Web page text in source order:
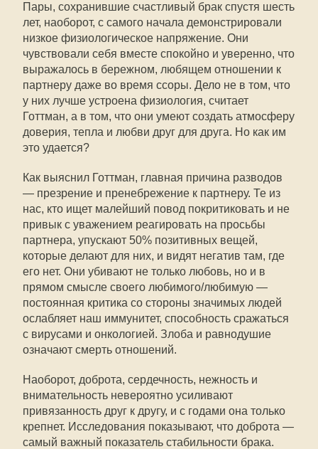
Пары, сохранившие счастливый брак спустя шесть
лет, наоборот, с самого начала демонстрировали
низкое физиологическое напряжение. Они
чувствовали себя вместе спокойно и уверенно, что
выражалось в бережном, любящем отношении к
партнеру даже во время ссоры. Дело не в том, что
у них лучше устроена физиология, считает
Готтман, а в том, что они умеют создать атмосферу
доверия, тепла и любви друг для друга. Но как им
это удается?
Как выяснил Готтман, главная причина разводов
— презрение и пренебрежение к партнеру. Те из
нас, кто ищет малейший повод покритиковать и не
привык с уважением реагировать на просьбы
партнера, упускают 50% позитивных вещей,
которые делают для них, и видят негатив там, где
его нет. Они убивают не только любовь, но и в
прямом смысле своего любимого/любимую —
постоянная критика со стороны значимых людей
ослабляет наш иммунитет, способность сражаться
с вирусами и онкологией. Злоба и равнодушие
означают смерть отношений.
Наоборот, доброта, сердечность, нежность и
внимательность невероятно усиливают
привязанность друг к другу, и с годами она только
крепнет. Исследования показывают, что доброта —
самый важный показатель стабильности брака.